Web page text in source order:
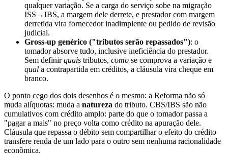
qualquer variação. Se a carga do serviço sobe na migração
ISS→IBS, a margem dele derrete, e prestador com margem
derretida vira fornecedor inadimplente ou pedido de revisão
judicial.
Gross-up genérico ("tributos serão repassados"): o
tomador absorve tudo, inclusive ineficiência do prestador.
Sem definirquais tributos, como se comprova a variação e
qual a contrapartida em créditos, a cláusula vira cheque em
branco.
O ponto cego dos dois desenhos é o mesmo: a Reforma não só
muda alíquotas: muda a natureza do tributo. CBS/IBS são não
cumulativos com crédito amplo: parte do que o tomador passa a
"pagar a mais" no preço volta como crédito na apuração dele.
Cláusula que repassa o débito sem compartilhar o efeito do crédito
transfere renda de um lado para o outro sem nenhuma racionalidade
econômica.